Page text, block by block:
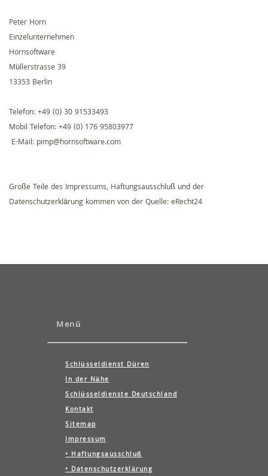
Peter Horn
Einzelunternehmen
Hornsoftware
Müllerstrasse 39
13353 Berlin
Telefon: +49 (0) 30 91533493
Mobil Telefon: +49 (0) 176 95803977
‬ E-Mail: pimp@hornsoftware.com
Große Teile des Impressums, Haftungsausschluß und der
Datenschutzerklärung kommen von der Quelle:eRecht24
Menü
Schlüsseldienst Düren
In der Nähe
Schlüsseldienste Deutschland
Kontakt
Sitemap
Impressum
• Haftungsausschluß
• Datenschutzerklärung